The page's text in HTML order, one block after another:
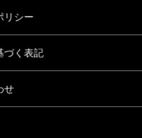
リシー
づく表記
せ